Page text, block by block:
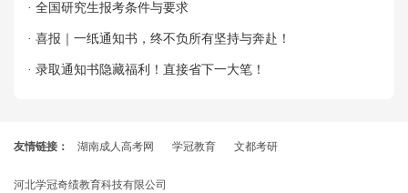
· 全国研究生报考条件与要求
· 喜报｜一纸通知书，终不负所有坚持与奔赴！
· 录取通知书隐藏福利！直接省下一大笔！
友情链接： 湖南成人高考网 学冠教育 文都考研
河北学冠奇绩教育科技有限公司